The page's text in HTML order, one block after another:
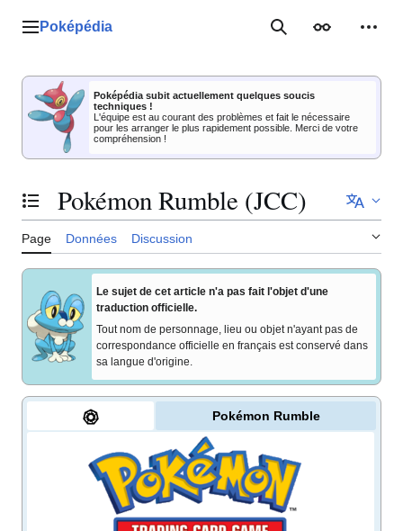
Menu principal
Poképédia RechercherApparence
Poképédia subit actuellement quelques soucis
techniques !
L'équipe est au courant des problèmes et fait le nécessaire
pour les arranger le plus rapidement possible. Merci de votre
compréhension !
Basculer la table des matières
Pokémon Rumble (JCC)
Page Données Discussion
Le sujet de cet article n'a pas fait l'objet d'une
traduction officielle.
Tout nom de personnage, lieu ou objet n'ayant pas de
correspondance officielle en français est conservé dans
sa langue d'origine.
Pokémon Rumble